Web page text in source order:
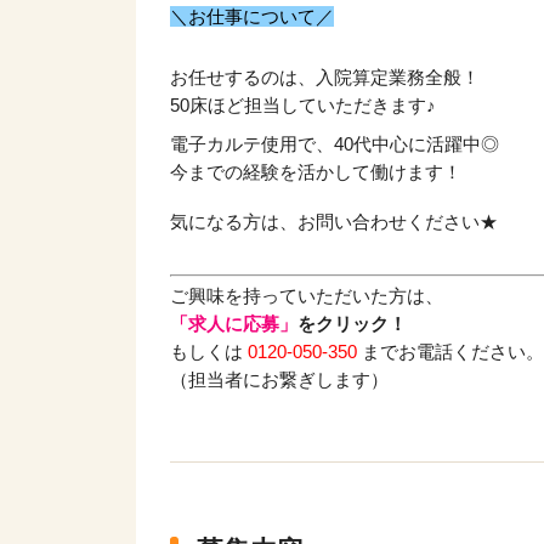
＼お仕事について／
お任せするのは、入院算定業務全般！
50床ほど担当していただきます♪
電子カルテ使用で、40代中心に活躍中◎
今までの経験を活かして働けます！
気になる方は、お問い合わせください★
ご興味を持っていただいた方は、
「求人に応募」 をクリック！
もしくは 0120-050-350 までお電話ください。
（担当者にお繋ぎします）